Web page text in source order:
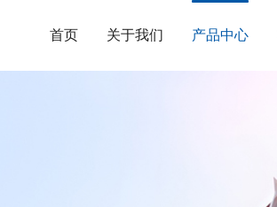
首页 关于我们 产品中心